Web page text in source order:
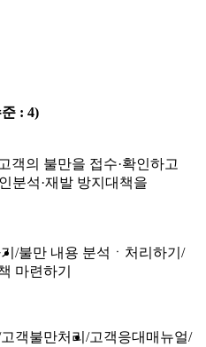
: 4)
객의 불만을 접수·확인하고
분석·재발 방지대책을
불만 내용 분석ㆍ처리하기
마련하기
고객불만처리 고객응대매뉴얼